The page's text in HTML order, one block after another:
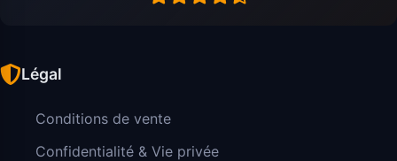
Légal
Conditions de vente
Confidentialité & Vie privée